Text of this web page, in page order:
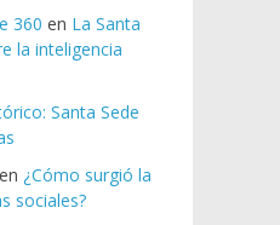
360 en La Santa
la inteligencia
Santa Sede
en ¿Cómo surgió la
sociales?